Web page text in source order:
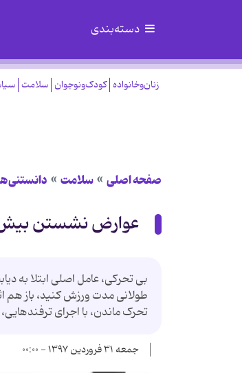
دسته‌بندی
زنان‌وخانواده کودک‌ونوجوان سلامت
صفحه اصلی سلامت
عوارض نشستن بیش از حد و 8
بی تحرکی، عامل اصلی ابتلا به
طولانی مدت ورزش کنید، باز هم
تحرک ماندن، با اجرای
جمعه ۳۱ فروردین ۱۳۹۷ - ۰۰:۰۰